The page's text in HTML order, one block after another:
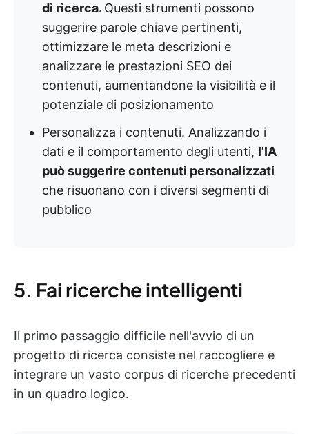
di ricerca. Questi strumenti possono
suggerire parole chiave pertinenti,
ottimizzare le meta descrizioni e
analizzare le prestazioni SEO dei
contenuti, aumentandone la visibilità e il
potenziale di posizionamento
Personalizza i contenuti. Analizzando i
dati e il comportamento degli utenti, l'IA
può suggerire contenuti personalizzati
che risuonano con i diversi segmenti di
pubblico
5. Fai ricerche intelligenti
Il primo passaggio difficile nell'avvio di un
progetto di ricerca consiste nel raccogliere e
integrare un vasto corpus di ricerche precedenti
in un quadro logico.